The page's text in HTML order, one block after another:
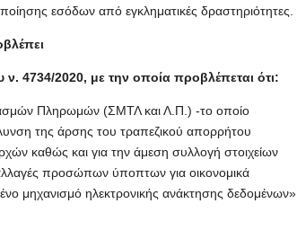
εσόδων από εγκληματικές δραστηριότητες.
ν. 4734/2020, με την οποία προβλέπεται ότι:
Πληρωμών (ΣΜΤΛ και Λ.Π.) -το οποίο
της άρσης του τραπεζικού απορρήτου
καθώς και για την άμεση συλλογή στοιχείων
προσώπων ύποπτων για οικονομικά
μηχανισμό ηλεκτρονικής ανάκτησης δεδομένων»